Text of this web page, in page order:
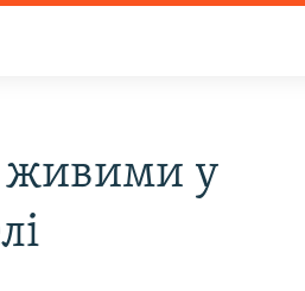
живими у